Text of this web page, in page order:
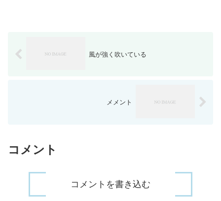
風が強く吹いている
メメント
コメント
コメントを書き込む